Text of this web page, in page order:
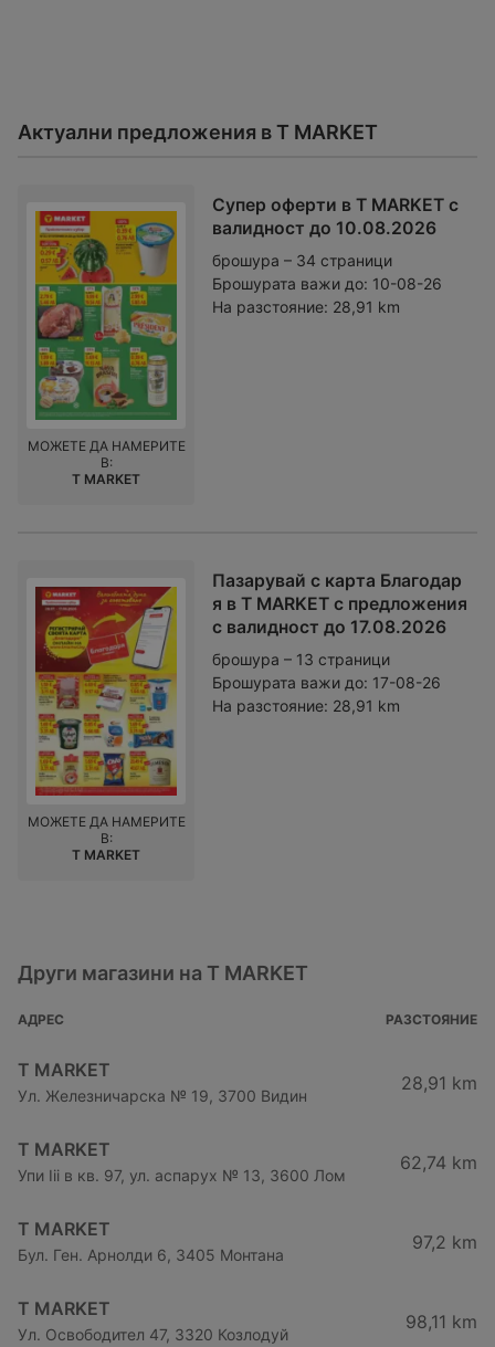
Актуални предложения в T MARKET
Супер оферти в T MARKET с
валидност до 10.08.2026
брошура – 34 страници
Брошурата важи до: 10-08-26
На разстояние: 28,91 km
МОЖЕТЕ ДА НАМЕРИТЕ
В:
T MARKET
Пазарувай с карта Благодар
я в T MARKET с предложения
с валидност до 17.08.2026
брошура – 13 страници
Брошурата важи до: 17-08-26
На разстояние: 28,91 km
МОЖЕТЕ ДА НАМЕРИТЕ
В:
T MARKET
Други магазини на T MARKET
АДРЕС РАЗСТОЯНИЕ
T MARKET
Ул. Железничарска № 19, 3700 Видин
28,91 km
T MARKET
Упи Iii в кв. 97, ул. аспарух № 13, 3600 Лом
62,74 km
T MARKET
Бул. Ген. Арнолди 6, 3405 Монтана
97,2 km
T MARKET
Ул. Освободител 47, 3320 Козлодуй
98,11 km